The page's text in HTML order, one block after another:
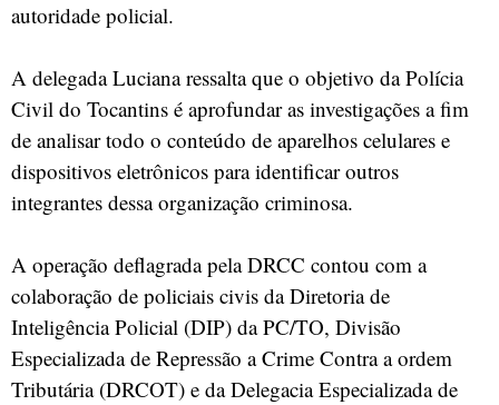
autoridade policial.
A delegada Luciana ressalta que o objetivo da Polícia
Civil do Tocantins é aprofundar as investigações a fim
de analisar todo o conteúdo de aparelhos celulares e
dispositivos eletrônicos para identificar outros
integrantes dessa organização criminosa.
A operação deflagrada pela DRCC contou com a
colaboração de policiais civis da Diretoria de
Inteligência Policial (DIP) da PC/TO, Divisão
Especializada de Repressão a Crime Contra a ordem
Tributária (DRCOT) e da Delegacia Especializada de